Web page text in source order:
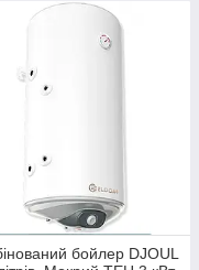
бойлер DJOUL